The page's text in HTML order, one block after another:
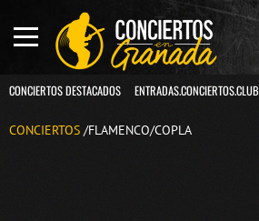
CONCIERTOS DESTACADOS ENTRADAS.CONCIERTOS.CLUB
CONCIERTOS /FLAMENCO/COPLA